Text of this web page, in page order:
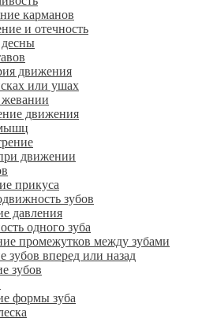
карманов
и отечность
десны
движения
или ушах
движения
движении
прикуса
зубов
давления
одного зуба
промежутков между зубами
зубов вперед или назад
зубов
формы зуба